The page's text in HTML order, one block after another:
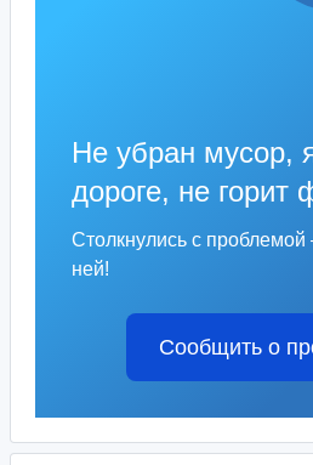
Не убран мусор,
дороге, не горит
Столкнулись с
ней!
Сообщить о